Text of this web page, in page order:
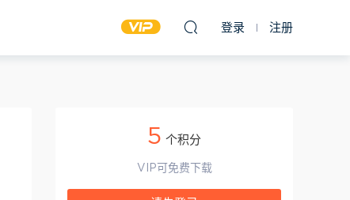
登录 注册
5 个积分
VIP可免费下载